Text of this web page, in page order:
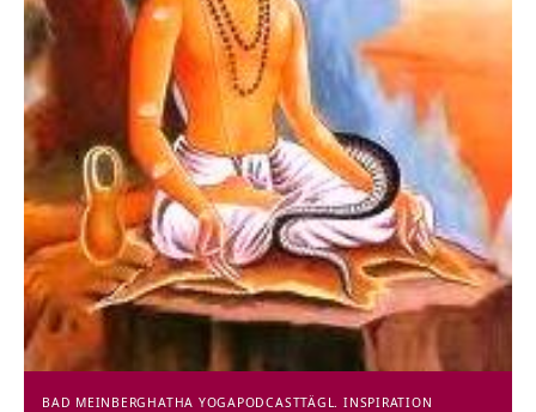
BAD MEINBERG HATHA YOGAPODCASTTÄGL. INSPIRATION